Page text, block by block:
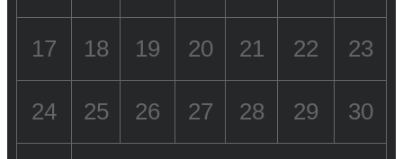
17 18 19 20 21 22 23
24 25 26 27 28 29 30